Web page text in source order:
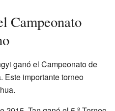
Campeonato
ganó el Campeonato de
Este importante torneo